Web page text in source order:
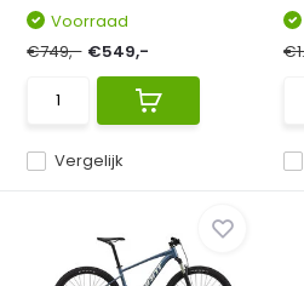
Vergelijk
Voorraad
€749,- €549,-